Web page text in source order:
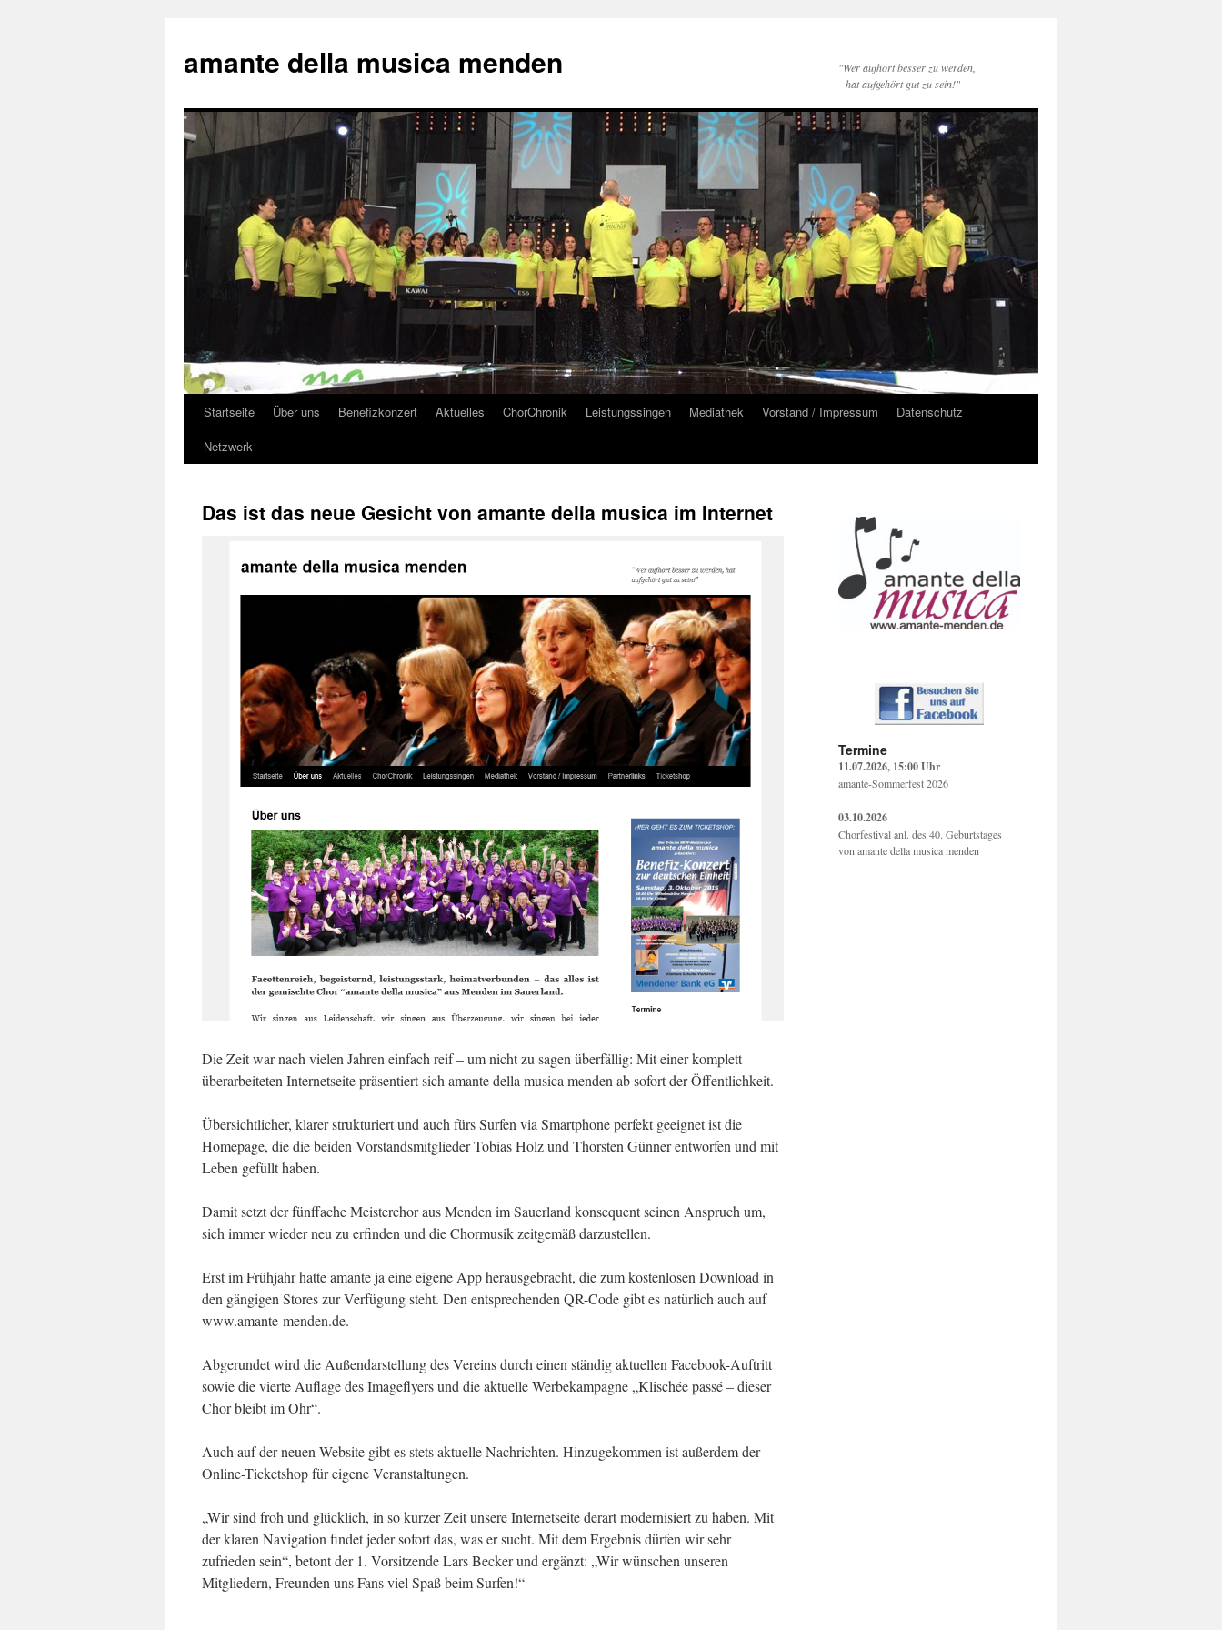
amante della musica menden
"Wer aufhört besser zu werden,
hat aufgehört gut zu sein!"
Springe
zum
Startseite Über uns Benefizkonzert Aktuelles ChorChronik Leistungssingen Mediathek Vorstand / Impressum
Datenschutz
Netzwerk
Das ist das neue Gesicht von amante della musica im Internet
Die Zeit war nach vielen Jahren einfach reif – um nicht zu sagen überfällig: Mit einer komplett
überarbeiteten Internetseite präsentiert sich amante della musica menden ab sofort der Öffentlichkeit.
Übersichtlicher, klarer strukturiert und auch fürs Surfen via Smartphone perfekt geeignet ist die
Homepage, die die beiden Vorstandsmitglieder Tobias Holz und Thorsten Günner entworfen und mit
Leben gefüllt haben.
Damit setzt der fünffache Meisterchor aus Menden im Sauerland konsequent seinen Anspruch um,
sich immer wieder neu zu erfinden und die Chormusik zeitgemäß darzustellen.
Erst im Frühjahr hatte amante ja eine eigene App herausgebracht, die zum kostenlosen Download in
den gängigen Stores zur Verfügung steht. Den entsprechenden QR-Code gibt es natürlich auch auf
www.amante-menden.de.
Abgerundet wird die Außendarstellung des Vereins durch einen ständig aktuellen Facebook-Auftritt
sowie die vierte Auflage des Imageflyers und die aktuelle Werbekampagne „Klischée passé – dieser
Chor bleibt im Ohr“.
Auch auf der neuen Website gibt es stets aktuelle Nachrichten. Hinzugekommen ist außerdem der
Online-Ticketshop für eigene Veranstaltungen.
„Wir sind froh und glücklich, in so kurzer Zeit unsere Internetseite derart modernisiert zu haben. Mit
der klaren Navigation findet jeder sofort das, was er sucht. Mit dem Ergebnis dürfen wir sehr
zufrieden sein“, betont der 1. Vorsitzende Lars Becker und ergänzt: „Wir wünschen unseren
Mitgliedern, Freunden uns Fans viel Spaß beim Surfen!“
Termine
11.07.2026, 15:00 Uhr
amante-Sommerfest 2026
03.10.2026
Chorfestival anl. des 40. Geburtstages
von amante della musica menden